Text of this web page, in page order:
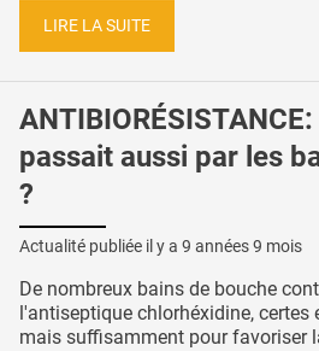
LIRE LA SUITE
passait aussi par les
?
Actualité publiée il y a 9 années 9 mois
De nombreux bains de bouche
l'antiseptique chlorhéxidine,
mais suffisamment pour favoriser